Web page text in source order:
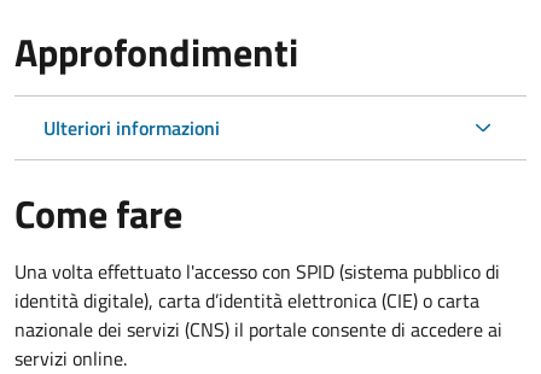
Approfondimenti
Ulteriori informazioni
Come fare
Una volta effettuato l'accesso con SPID (sistema pubblico di
identità digitale), carta d’identità elettronica (CIE) o carta
nazionale dei servizi (CNS) il portale consente di accedere ai
servizi online.